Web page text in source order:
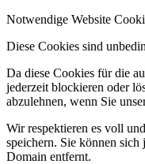
Notwendige Website
Diese Cookies sind
Da diese Cookies für die
jederzeit blockieren oder
abzulehnen, wenn Sie
Wir respektieren es voll
speichern. Sie können sich
Domain entfernt.